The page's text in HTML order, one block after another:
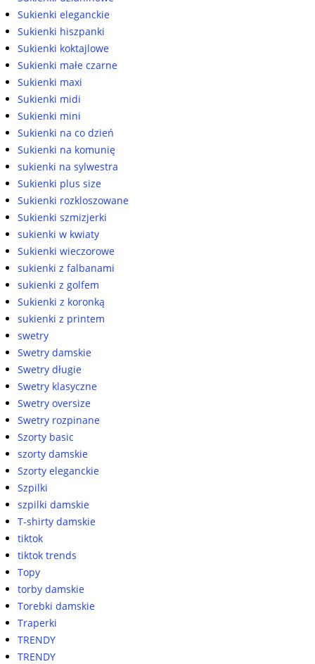
Sukienki eleganckie
Sukienki hiszpanki
Sukienki koktajlowe
Sukienki małe czarne
Sukienki maxi
Sukienki midi
Sukienki mini
Sukienki na co dzień
Sukienki na komunię
sukienki na sylwestra
Sukienki plus size
Sukienki rozkloszowane
Sukienki szmizjerki
sukienki w kwiaty
Sukienki wieczorowe
sukienki z falbanami
sukienki z golfem
Sukienki z koronką
sukienki z printem
swetry
Swetry damskie
Swetry długie
Swetry klasyczne
Swetry oversize
Swetry rozpinane
Szorty basic
szorty damskie
Szorty eleganckie
Szpilki
szpilki damskie
T-shirty damskie
tiktok
tiktok trends
Topy
torby damskie
Torebki damskie
Traperki
TRENDY
TRENDY